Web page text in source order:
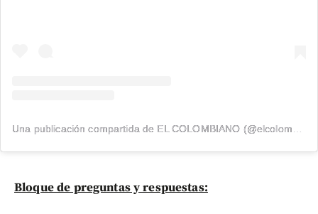
Bloque de preguntas y respuestas: